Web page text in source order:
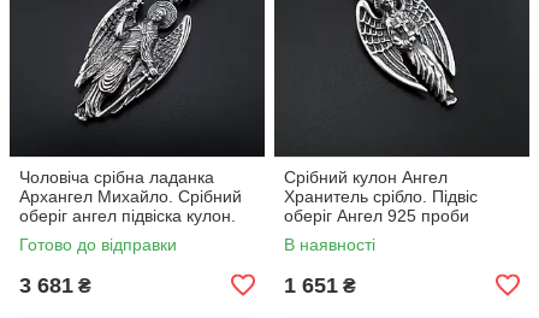
Чоловіча срібна ладанка
Архангел Михайло. Срібний
оберіг ангел підвіска кулон.
срібло 925
Готово до відправки
3 681 ₴
Срібний кулон Ангел
Хранитель срібло. Підвіс
оберіг Ангел 925 проби
В наявності
1 651 ₴